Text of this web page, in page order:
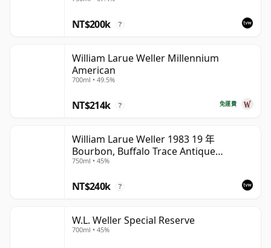
NT$200k ?
William Larue Weller Millennium
American
700ml • 49.5%
免運費
NT$214k ?
William Larue Weller 1983 19 年
Bourbon, Buffalo Trace Antique
Collection 2002
750ml • 45%
NT$240k ?
W.L. Weller Special Reserve
700ml • 45%